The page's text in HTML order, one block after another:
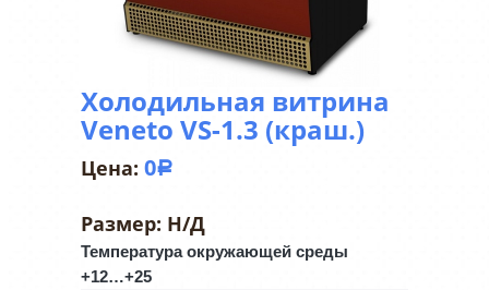
Холодильная витрина
Veneto VS-1.3 (краш.)
0Р
Размер: Н/Д
Температура окружающей среды
+12…+25